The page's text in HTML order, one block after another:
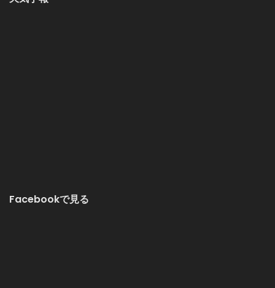
Facebookで見る